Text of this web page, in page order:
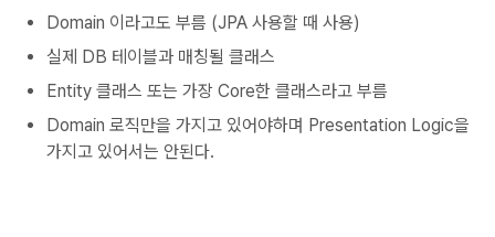
Domain 이라고도 부름 (JPA 사용할 때 사용)
실제 DB 테이블과 매칭될 클래스
Entity 클래스 또는 가장 Core한 클래스라고 부름
Domain 로직만을 가지고 있어야하며 Presentation Logic을
가지고 있어서는 안된다.